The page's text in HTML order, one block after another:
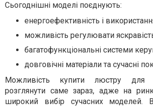
Сьогоднішні моделі поєднують:
енергоефективність і
можливість регулювати
багатофункціональні системи
довговічні матеріали та сучасні
Можливість купити люстру для
розглянути саме зараз, адже на
широкий вибір сучасних моделей.